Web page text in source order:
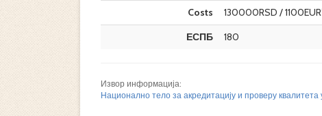
Costs
130000RSD /
ЕСПБ
180
Извор информација:
Национално тело за акредитацију и проверу